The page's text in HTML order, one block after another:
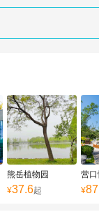
熊岳植物园
¥37.6起
营
¥